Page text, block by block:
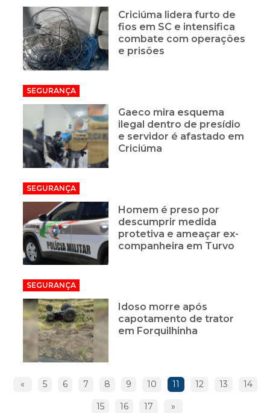
Criciúma lidera furto de
fios em SC e intensifica
combate com operações
e prisões
SEGURANÇA
Gaeco mira esquema
ilegal dentro de presídio
e servidor é afastado em
Criciúma
SEGURANÇA
Homem é preso por
descumprir medida
protetiva e ameaçar ex-
companheira em Turvo
SEGURANÇA
Idoso morre após
capotamento de trator
em Forquilhinha
« 5 6 7 8 9 10 11 12 13 14
15 16 17 »